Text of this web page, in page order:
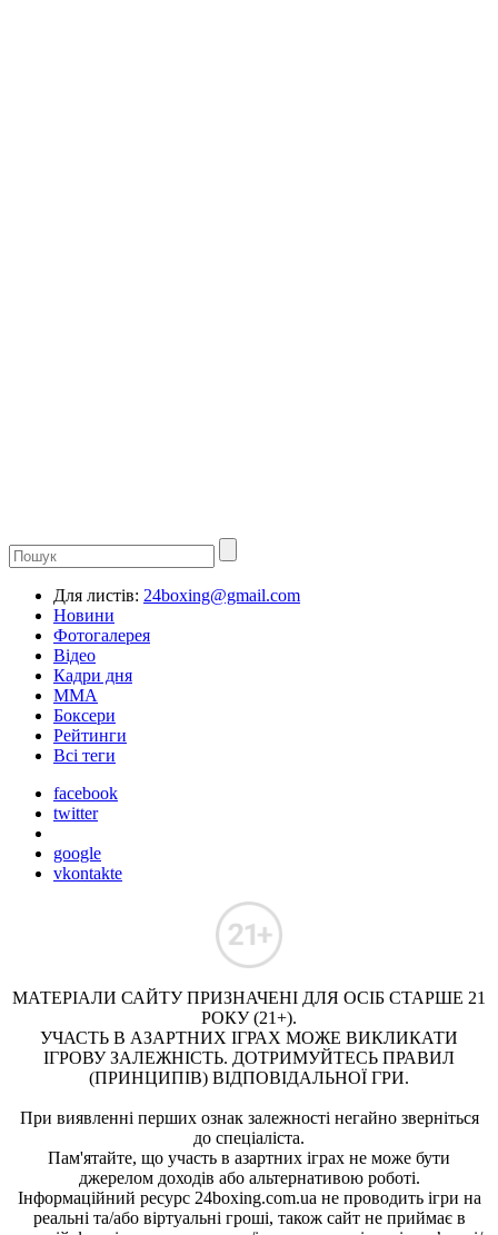
Для листів: 24boxing@gmail.com
Новини
Фотогалерея
Відео
Кадри дня
ММА
Боксери
Рейтинги
Всі теги
facebook
twitter
google
vkontakte
МАТЕРІАЛИ САЙТУ ПРИЗНАЧЕНІ ДЛЯ ОСІБ СТАРШЕ 21
РОКУ (21+).
УЧАСТЬ В АЗАРТНИХ ІГРАХ МОЖЕ ВИКЛИКАТИ
ІГРОВУ ЗАЛЕЖНІСТЬ. ДОТРИМУЙТЕСЬ ПРАВИЛ
(ПРИНЦИПІВ) ВІДПОВІДАЛЬНОЇ ГРИ.
При виявленні перших ознак залежності негайно зверніться
до спеціаліста.
Пам'ятайте, що участь в азартних іграх не може бути
джерелом доходів або альтернативою роботі.
Інформаційний ресурс 24boxing.com.ua не проводить ігри на
реальні та/або віртуальні гроші, також сайт не приймає в